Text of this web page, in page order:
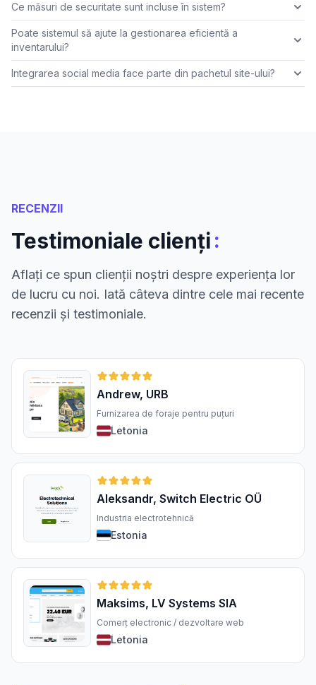
Ce măsuri de securitate sunt incluse în sistem?
Poate sistemul să ajute la gestionarea eficientă a
inventarului?
Integrarea social media face parte din pachetul site-ului?
RECENZII
Testimoniale clienți:
Aflați ce spun clienții noștri despre experiența lor
de lucru cu noi. Iată câteva dintre cele mai recente
recenzii și testimoniale.
Andrew, URB
Furnizarea de foraje pentru puțuri
Letonia
Aleksandr, Switch Electric OÜ
Industria electrotehnică
Estonia
Maksims, LV Systems SIA
Comerț electronic / dezvoltare web
Letonia